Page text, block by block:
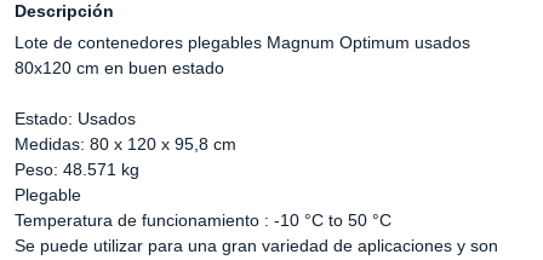
Descripción
Lote de contenedores plegables Magnum Optimum usados
80x120 cm en buen estado
Estado: Usados
Medidas: 80 x 120 x 95,8 cm
Peso: 48.571 kg
Plegable
Temperatura de funcionamiento : -10 °C to 50 °C
Se puede utilizar para una gran variedad de aplicaciones y son